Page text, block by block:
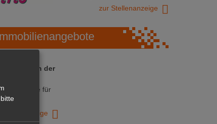
zur Stellenanzeige
Chance in der
Immobilie für
zur Anzeige